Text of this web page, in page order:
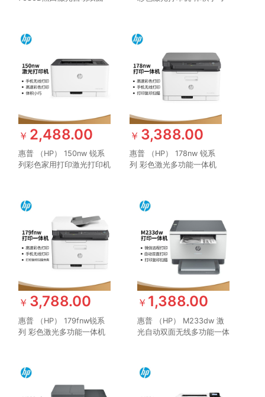
￥ 2,488.00
惠普 （HP） 150nw 锐系
列彩色家用打印激光打印机
￥ 3,388.00
惠普 （HP） 178nw 锐系
列 彩色激光多功能一体机
￥ 3,788.00
惠普 （HP） 179fnw锐系
列 彩色激光多功能一体机
无线
￥ 1,388.00
惠普 （HP） M233dw 激
光自动双面无线多功能一体